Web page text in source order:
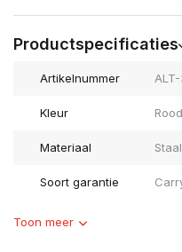
Productspecificaties
Artikelnummer
Kleur Rood
Materiaal
Soort garantie
Toon meer